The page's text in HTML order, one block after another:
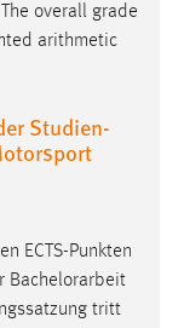
overall grade
arithmetic
Studien-
ECTS-Punkten
Bachelorarbeit
tritt